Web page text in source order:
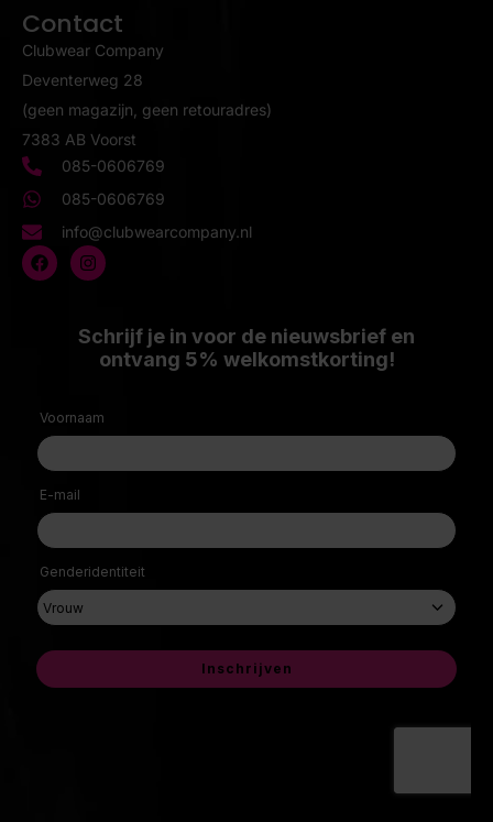
Contact
Clubwear Company
Deventerweg 28
(geen magazijn, geen retouradres)
7383 AB Voorst
085-0606769
085-0606769
info@clubwearcompany.nl